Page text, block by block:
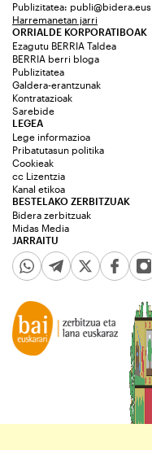
Publizitatea: publi@bidera.eus
Harremanetan jarri
ORRIALDE KORPORATIBOAK
Ezagutu BERRIA Taldea
BERRIA berri bloga
Publizitatea
Galdera-erantzunak
Kontratazioak
Sarebide
JARRAITU
LEGEA
Lege informazioa
Pribatutasun politika
Cookieak
cc Lizentzia
Kanal etikoa
BESTELAKO ZERBITZUAK
Bidera zerbitzuak
Midas Media